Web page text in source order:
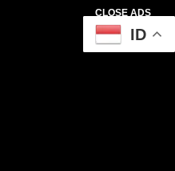
CLOSE ADS
ID